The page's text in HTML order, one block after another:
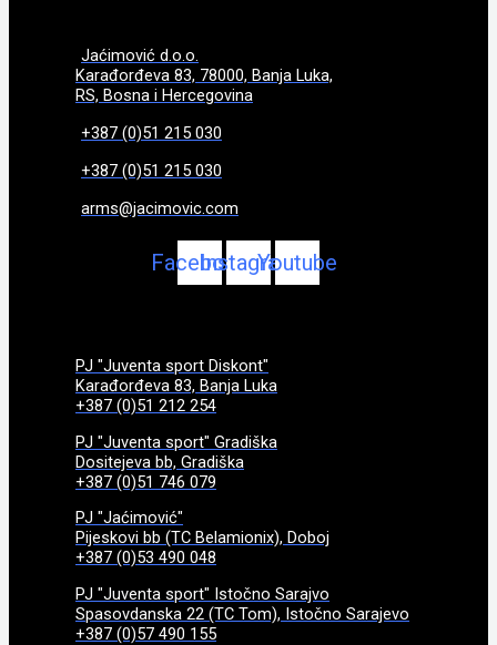
Jaćimović d.o.o.
Karađorđeva 83, 78000, Banja Luka,
RS, Bosna i Hercegovina
+387 (0)51 215 030
+387 (0)51 215 030
arms@jacimovic.com
FacebookInstagramYoutube
PJ "Juventa sport Diskont"
Karađorđeva 83, Banja Luka
+387 (0)51 212 254
PJ "Juventa sport" Gradiška
Dositejeva bb, Gradiška
+387 (0)51 746 079
PJ "Jaćimović"
Pijeskovi bb (TC Belamionix), Doboj
+387 (0)53 490 048
PJ "Juventa sport" Istočno Sarajvo
Spasovdanska 22 (TC Tom), Istočno Sarajevo
+387 (0)57 490 155